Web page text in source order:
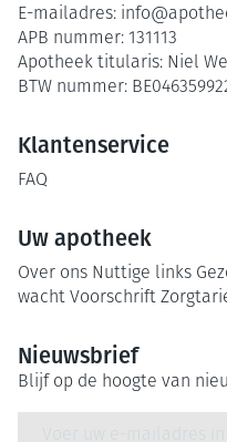
E-mailadres: info@
APB nummer: 131113
Apotheek titularis: Niel
BTW nummer:
Klantenservice
FAQ
Uw apotheek
Over ons Nuttige links
wacht Voorschrift
Nieuwsbrief
Blijf op de hoogte van